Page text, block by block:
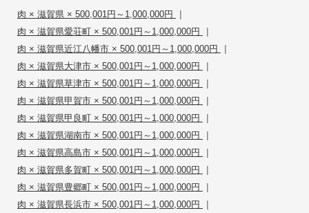
肉 × 滋賀県 × 500,001円～1,000,000円 |
肉 × 滋賀県愛荘町 × 500,001円～1,000,000円 |
肉 × 滋賀県近江八幡市 × 500,001円～1,000,000円 |
肉 × 滋賀県大津市 × 500,001円～1,000,000円 |
肉 × 滋賀県草津市 × 500,001円～1,000,000円 |
肉 × 滋賀県甲賀市 × 500,001円～1,000,000円 |
肉 × 滋賀県甲良町 × 500,001円～1,000,000円 |
肉 × 滋賀県湖南市 × 500,001円～1,000,000円 |
肉 × 滋賀県高島市 × 500,001円～1,000,000円 |
肉 × 滋賀県多賀町 × 500,001円～1,000,000円 |
肉 × 滋賀県豊郷町 × 500,001円～1,000,000円 |
肉 × 滋賀県長浜市 × 500,001円～1,000,000円 |